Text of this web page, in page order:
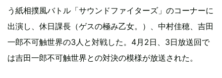
う紙相撲風バトル「サウンドファイターズ」のコーナーに
出演し、休日課長（ゲスの極み乙女。）、中村佳穂、吉田
一郎不可触世界の3人と対戦した。4月2日、3日放送回で
は吉田一郎不可触世界との対決の模様が放送された。